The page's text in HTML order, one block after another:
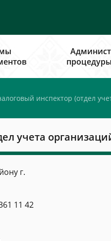
процедуры
инспектор (отдел
учета
г.
11 42